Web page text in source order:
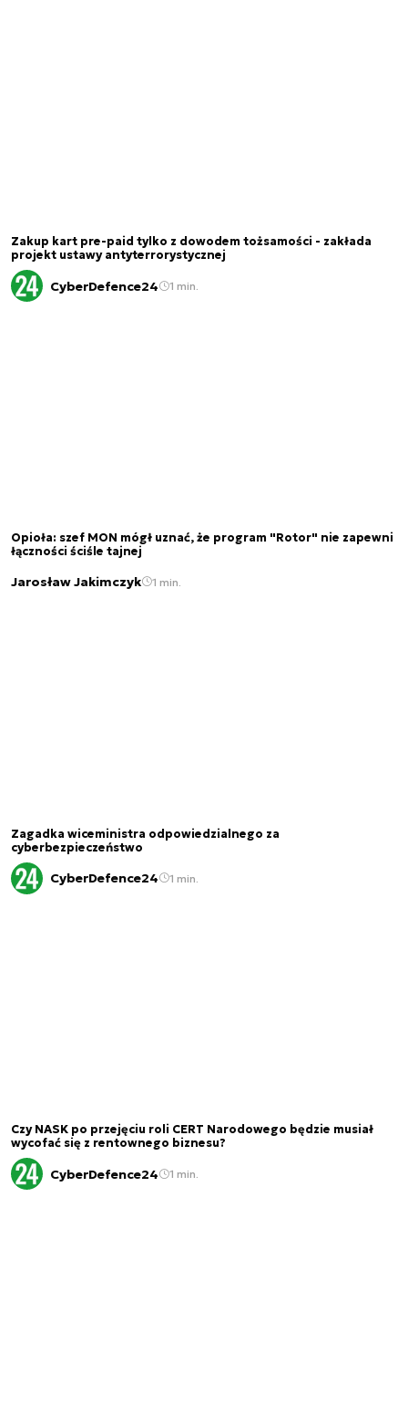
Zakup kart pre-paid tylko z dowodem tożsamości - zakłada
projekt ustawy antyterrorystycznej
CyberDefence24 1 min.
Opioła: szef MON mógł uznać, że program "Rotor" nie zapewni
łączności ściśle tajnej
Jarosław Jakimczyk 1 min.
Zagadka wiceministra odpowiedzialnego za
cyberbezpieczeństwo
CyberDefence24 1 min.
Czy NASK po przejęciu roli CERT Narodowego będzie musiał
wycofać się z rentownego biznesu?
CyberDefence24 1 min.